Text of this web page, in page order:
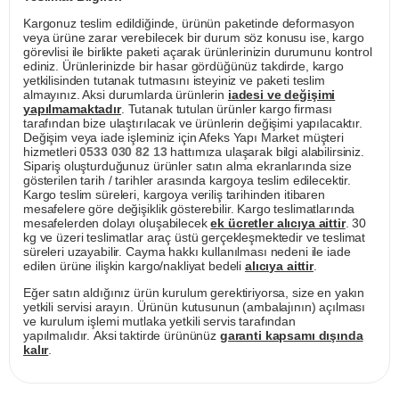
Kargonuz teslim edildiğinde, ürünün paketinde deformasyon
veya ürüne zarar verebilecek bir durum söz konusu ise, kargo
görevlisi ile birlikte paketi açarak ürünlerinizin durumunu kontrol
ediniz. Ürünlerinizde bir hasar gördüğünüz takdirde, kargo
yetkilisinden tutanak tutmasını isteyiniz ve paketi teslim
almayınız. Aksi durumlarda ürünlerin iadesi ve değişimi
yapılmamaktadır. Tutanak tutulan ürünler kargo firması
tarafından bize ulaştırılacak ve ürünlerin değişimi yapılacaktır.
Değişim veya iade işleminiz için Afeks Yapı Market müşteri
hizmetleri0533 030 82 13hattımıza ulaşarak bilgi alabilirsiniz.
Sipariş oluşturduğunuz ürünler satın alma ekranlarında size
gösterilen tarih / tarihler arasında kargoya teslim edilecektir.
Kargo teslim süreleri, kargoya veriliş tarihinden itibaren
mesafelere göre değişiklik gösterebilir. Kargo teslimatlarında
mesafelerden dolayı oluşabilecekek ücretler alıcıya aittir. 30
kg ve üzeri teslimatlar araç üstü gerçekleşmektedir ve teslimat
süreleri uzayabilir. Cayma hakkı kullanılması nedeni ile iade
edilen ürüne ilişkin kargo/nakliyat bedeli alıcıya aittir.
Eğer satın aldığınız ürün kurulum gerektiriyorsa, size en yakın
yetkili servisi arayın. Ürünün kutusunun (ambalajının) açılması
ve kurulum işlemi mutlaka yetkili servis tarafından
yapılmalıdır. Aksi taktirde ürününüz garanti kapsamı dışında
kalır.